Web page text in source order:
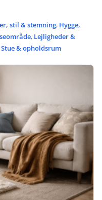
stil & stemning, Hygge,
, Lejligheder &
Stue & opholdsrum